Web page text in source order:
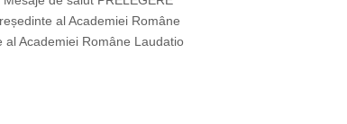
al Academiei Române
Academiei Române Laudatio